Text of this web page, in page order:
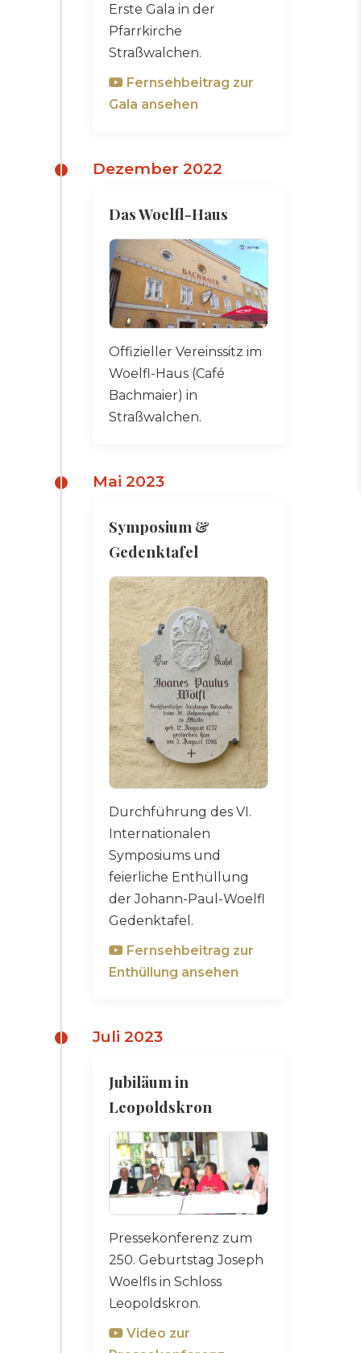
Erste Gala in der
Pfarrkirche
Straßwalchen.
Fernsehbeitrag zur
Gala ansehen
Dezember 2022
Das Woelfl-Haus
Offizieller Vereinssitz im
Woelfl-Haus (Café
Bachmaier) in
Straßwalchen.
Mai 2023
Symposium &
Gedenktafel
Durchführung des VI.
Internationalen
Symposiums und
feierliche Enthüllung
der Johann-Paul-Woelfl
Gedenktafel.
Fernsehbeitrag zur
Enthüllung ansehen
Juli 2023
Jubiläum in
Leopoldskron
Pressekonferenz zum
250. Geburtstag Joseph
Woelfls in Schloss
Leopoldskron.
Video zur